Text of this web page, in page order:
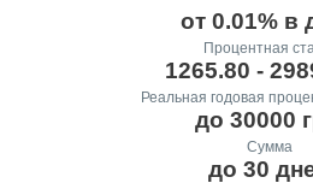
от 0.01% в
Процентная
1265.80 -
Реальная годовая
до 30000
Сумма
до 30